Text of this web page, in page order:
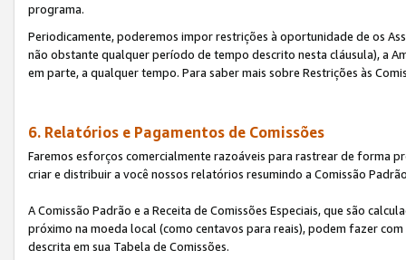
programa.
Periodicamente, poderemos impor restrições à oportunidade de os
não obstante qualquer período de tempo descrito nesta cláusula), a
em parte, a qualquer tempo. Para saber mais sobre Restrições às
6. Relatórios e Pagamentos de Comissões
Faremos esforços comercialmente razoáveis para rastrear de forma
criar e distribuir a você nossos relatórios resumindo a Comissão
A Comissão Padrão e a Receita de Comissões Especiais, que são
próximo na moeda local (como centavos para reais), podem fazer
descrita em sua Tabela de Comissões.